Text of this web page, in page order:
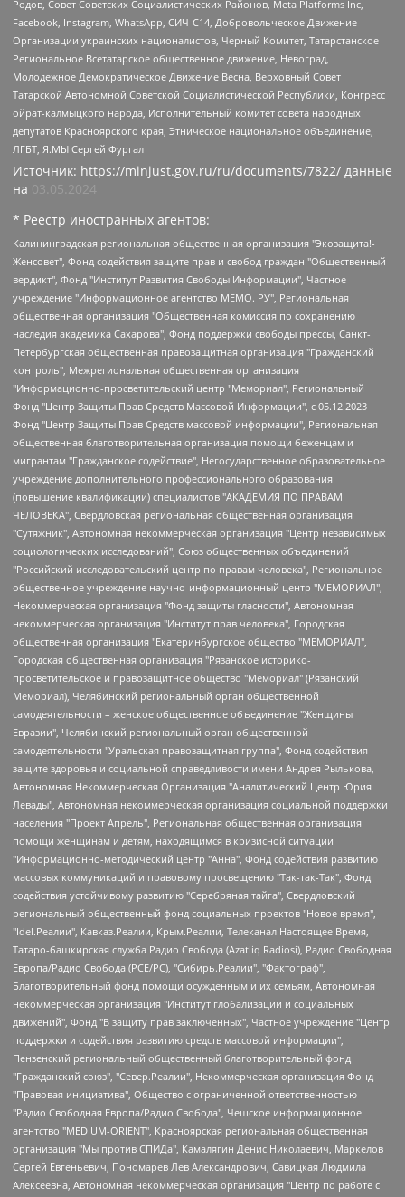
Родов, Совет Советских Социалистических Районов, Meta Platforms Inc,
Facebook, Instagram, WhatsApp, СИЧ-С14, Добровольческое Движение
Организации украинских националистов, Черный Комитет, Татарстанское
Региональное Всетатарское общественное движение, Невоград,
Молодежное Демократическое Движение Весна, Верховный Совет
Татарской Автономной Советской Социалистической Республики, Конгресс
ойрат-калмыцкого народа, Исполнительный комитет совета народных
депутатов Красноярского края, Этническое национальное объединение,
ЛГБТ, Я.МЫ Сергей Фургал
Источник: https://minjust.gov.ru/ru/documents/7822/ данные
на 03.05.2024
* Реестр иностранных агентов:
Калининградская региональная общественная организация "Экозащита!-Женсовет", Фонд содействия защите прав и свобод граждан "Общественный вердикт", Фонд "Институт Развития Свободы Информации", Частное учреждение "Информационное агентство МЕМО. РУ", Региональная общественная организация "Общественная комиссия по сохранению наследия академика Сахарова", Фонд поддержки свободы прессы, Санкт-Петербургская общественная правозащитная организация "Гражданский контроль", Межрегиональная общественная организация "Информационно-просветительский центр "Мемориал", Региональный Фонд "Центр Защиты Прав Средств Массовой Информации", с 05.12.2023 Фонд "Центр Защиты Прав Средств массовой информации", Региональная общественная благотворительная организация помощи беженцам и мигрантам "Гражданское содействие", Негосударственное образовательное учреждение дополнительного профессионального образования (повышение квалификации) специалистов "АКАДЕМИЯ ПО ПРАВАМ ЧЕЛОВЕКА", Свердловская региональная общественная организация "Сутяжник", Автономная некоммерческая организация "Центр независимых социологических исследований", Союз общественных объединений "Российский исследовательский центр по правам человека", Региональное общественное учреждение научно-информационный центр "МЕМОРИАЛ", Некоммерческая организация "Фонд защиты гласности", Автономная некоммерческая организация "Институт прав человека", Городская общественная организация "Екатеринбургское общество "МЕМОРИАЛ", Городская общественная организация "Рязанское историко-просветительское и правозащитное общество "Мемориал" (Рязанский Мемориал), Челябинский региональный орган общественной самодеятельности – женское общественное объединение "Женщины Евразии", Челябинский региональный орган общественной самодеятельности "Уральская правозащитная группа", Фонд содействия защите здоровья и социальной справедливости имени Андрея Рылькова, Автономная Некоммерческая Организация "Аналитический Центр Юрия Левады", Автономная некоммерческая организация социальной поддержки населения "Проект Апрель", Региональная общественная организация помощи женщинам и детям, находящимся в кризисной ситуации "Информационно-методический центр "Анна", Фонд содействия развитию массовых коммуникаций и правовому просвещению "Так-так-Так", Фонд содействия устойчивому развитию "Серебряная тайга", Свердловский региональный общественный фонд социальных проектов "Новое время", "Idel.Реалии", Кавказ.Реалии, Крым.Реалии, Телеканал Настоящее Время, Татаро-башкирская служба Радио Свобода (Azatliq Radiosi), Радио Свободная Европа/Радио Свобода (PCE/PC), "Сибирь.Реалии", "Фактограф", Благотворительный фонд помощи осужденным и их семьям, Автономная некоммерческая организация "Институт глобализации и социальных движений", Фонд "В защиту прав заключенных", Частное учреждение "Центр поддержки и содействия развитию средств массовой информации", Пензенский региональный общественный благотворительный фонд "Гражданский союз", "Север.Реалии", Некоммерческая организация Фонд "Правовая инициатива", Общество с ограниченной ответственностью "Радио Свободная Европа/Радио Свобода", Чешское информационное агентство "MEDIUM-ORIENT", Красноярская региональная общественная организация "Мы против СПИДа", Камалягин Денис Николаевич, Маркелов Сергей Евгеньевич, Пономарев Лев Александрович, Савицкая Людмила Алексеевна, Автономная некоммерческая организация "Центр по работе с проблемой насилия "НАСИЛИЮ.НЕТ", Межрегиональный профессиональный союз работников здравоохранения "Альянс врачей", Юридическое лицо, зарегистрированное в Латвийской Республике, SIA "Medusa Project" (регистрационный номер 40103797863, дата регистрации 10.06.2014), Некоммерческая организация "Фонд по борьбе с коррупцией", Автономная некоммерческая организация "Институт права и публичной политики", Баданин Роман Сергеевич, Гликин Максим Александрович, Железнова Мария Михайловна, Лукьянова Юлия Сергеевна, Маетная Елизавета Витальевна, Маняхин Петр Борисович, Чуракова Ольга Владимировна, Ярош Юлия Петровна, Юридическое лицо "The Insider SIA", зарегистрированное в Риге, Латвийская Республика (дата регистрации 26.06.2015), являющееся администратором доменного имени интернет-издания "The Insider SIA", https://theins.ru, Постернак Алексей Евгеньевич, Рубин Михаил Аркадьевич, Анин Роман Александрович, Юридическое лицо Istories fonds, зарегистрированное в Латвийской Республике (регистрационный номер 50008295751, дата регистрации 24.02.2020), Великовский Дмитрий Александрович, Долинина Ирина Николаевна, Мароховская Алеся Алексеевна, Шлейнов Роман Юрьевич, Шмагун Олеся Валентиновна, Общество с ограниченной ответственностью "Альтаир 2021", Общество с ограниченной ответственностью "Вега 2021", Общество с ограниченной ответственностью "Главный редактор 2021", Общество с ограниченной ответственностью "Ромашки монолит", Важенков Артем Валерьевич, Ивановская областная общественная организация "Центр гендерных исследований", Гурман Юрий Альбертович, Медиапроект "ОВД-Инфо", Егоров Владимир Владимирович, Жилинский Владимир Александрович, Общество с ограниченной ответственностью "ЗП", Иванова София Юрьевна, Карезина Инна Павловна, Кильтау Екатерина Викторовна, Петров Алексей Викторович, Пискунов Сергей Евгеньевич, Смирнов Сергей Сергеевич, Тихонов Михаил Сергеевич, Общество с ограниченной ответственностью "ЖУРНАЛИСТ-ИНОСТРАННЫЙ АГЕНТ", Арапова Галина Юрьевна, Вольтская Татьяна Анатольевна, Американская компания "Mason G.E.S. Anonymous Foundation" (США), являющаяся владельцем интернет-издания https://mnews.world/, Компания "Stichting Bellingcat", зарегистрированная в Нидерландах (дата регистрации 11.07.2018), Захаров Андрей Вячеславович, Клепиковская Екатерина Дмитриевна, Общество с ограниченной ответственностью "МЕМО", Перл Роман Александрович, Симонов Евгений Алексеевич, Соловьева Елена Анатольевна, Сотников Даниил Владимирович, Сурначева Елизавета Дмитриевна, Автономная некоммерческая организация по защите прав человека и информированию населения "Якутия – Наше Мнение", Общество с ограниченной ответственностью "Москоу диджитал медиа", с 26.01.2023 Общество с ограниченной ответственностью "Чайка Белые сады", Ветошкина Валерия Валерьевна, Заговора Максим Александрович, Межрегиональное общественное движение "Российская ЛГБТ - сеть", Оленичев Максим Владимирович, Павлов Иван Юрьевич, Скворцова Елена Сергеевна, Общество с ограниченной ответственностью "Как бы инагент", Кочетков Игорь Викторович, Общество с ограниченной ответственностью "Честные выборы", Еланчик Олег Александрович, Общество с ограниченной ответственностью "Нобелевский призыв", Гималова Регина Эмилевна, Григорьев Андрей Валерьевич, Григорьева Алина Александровна, Ассоциация по содействию защите прав призывников, альтернативнослужащих и военнослужащих "Правозащитная группа "Гражданин.Армия.Право", Хисамова Регина Фаритовна, Автономная некоммерческая организация по реализации социально-правовых программ "Лилит", Дальневосточное общественное движение "Маяк", Санкт-Петербургская ЛГБТ-инициативная группа "Выход", Инициативная группа ЛГБТ+ "Реверс", Алексеев Андрей Викторович, Бекбулатова Таисия Львовна, Беляев Иван Михайлович, Владыкина Елена Сергеевна, Гельман Марат Александрович, Никульшина Вероника Юрьевна, Толоконникова Надежда Андреевна, Шендерович Виктор Анатольевич, Общество с ограниченной ответственностью "Данное сообщение", Общество с ограниченной ответственностью Издательский дом "Новая глава", Айнбиндер Александра Александровна, Московский комьюнити-центр для ЛГБТ+инициатив, Благотворительный фонд развития филантропии, Deutsche Welle (Германия, Kurt-Schumacher-Strasse 3, 53113 Bonn), Борзунова Мария Михайловна, Воробьев Виктор Викторович, Голубева Анна Львовна, Константинова Алла Михайловна, Малкова Ирина Владимировна, Мурадов Мурад Абдулгалимович, Осетинская Елизавета Николаевна, Понасенков Евгений Николаевич, Ганапольский Матвей Юрьевич, Киселев Евгений Алексеевич, Борухович Ирина Григорьевна, Дремин Иван Тимофеевич, Дубровский Дмитрий Викторович, Красноярская региональная общественная организация поддержки и развития альтернативных образовательных технологий и межкультурных коммуникаций "ИНТЕРРА", Маяковская Екатерина Алексеевна, Фейгин Марк Захарович, Филимонов Андрей Викторович, Дзугкоева Регина Николаевна, Доброхотов Роман Александрович, Дудь Юрий Александрович, Елкин Сергей Владимирович, Кругликов Кирилл Игоревич, Сабунаева Мария Леонидовна, Семенов Алексей Владимирович, Шаинян Карен Багратович, Шульман Екатерина Михайловна, Асафьев Артур Валерьевич, Вахштайн Виктор Семенович, Венедиктов Алексей Алексеевич, Лушникова Екатерина Евгеньевна, Волков Леонид Михайлович, Невзоров Александр Глебович, Пархоменко Сергей Борисович, Сироткин Ярослав Николаевич, Кара-Мурза Владимир Владимирович, Баранова Наталья Владимировна, Гозман Леонид Яковлевич, Кагарлицкий Борис Юльевич, Климарев Михаил Валерьевич, Милов Владимир Станиславович, Автономная некоммерческая организация Краснодарский центр современного искусства "Типография", Моргенштерн Алишер Тагирович, Соболь Любовь Эдуардовна, Общество с ограниченной ответственностью "ЛИЗА НОРМ", Каспаров Гарри Кимович, Ходорковский Михаил Борисович, Общество с ограниченной ответственностью "Апрельские тезисы", Данилович Ирина Брониславовна, Кашин Олег Владимирович, Петров Николай Владимирович, Пивоваров Алексей Владимирович, Соколов Михаил Владимирович, Цветкова Юлия Владимировна, Чичваркин Евгений Александрович, Комитет против пыток/Команда против пыток, Общество с ограниченной ответственностью "Первый научный", Общество с ограниченной ответственностью "Вертолет и ко", Белоцерковская Вероника Борисовна, Кац Максим Евгеньевич, Лазарева Татьяна Юрьевна, Шаведдинов Руслан Табризович, Яшин Илья Валерьевич, Общество с ограниченной ответственностью "Иноагент ААВ", Алешковский Дмитрий Петрович, Альбац Евгения Марковна, Быков Дмитрий Львович, Галямина Юлия Евгеньевна, Лойко Сергей Леонидович, Мартынов Кирилл Константинович, Медведев Сергей Александрович, Крашенинников Федор Геннадиевич, Гордеева Катерина Вл